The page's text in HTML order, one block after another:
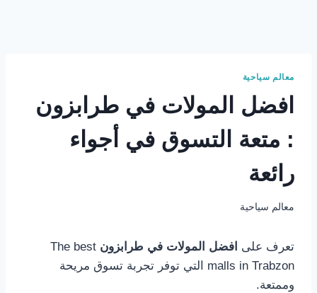
معالم سياحية
افضل المولات في طرابزون
: متعة التسوق في أجواء
رائعة
معالم سياحية
تعرف على افضل المولات في طرابزون The best
malls in Trabzon التي توفر تجربة تسوق مريحة
وممتعة.